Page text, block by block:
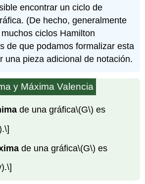
encontrar un ciclo de
(De hecho, generalmente
ciclos Hamilton
de que podamos formalizar esta
una pieza adicional de notación.
y Máxima Valencia
de una gráfica\(G\) es
de una gráfica\(G\) es